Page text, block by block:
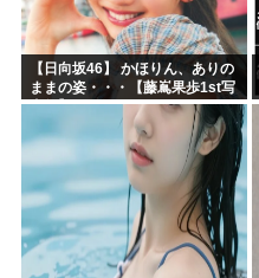
【日向坂46】 かほりん、ありの
ままの姿・・・【藤嶌果歩1st写
真集】